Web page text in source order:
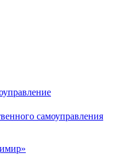
самоуправления